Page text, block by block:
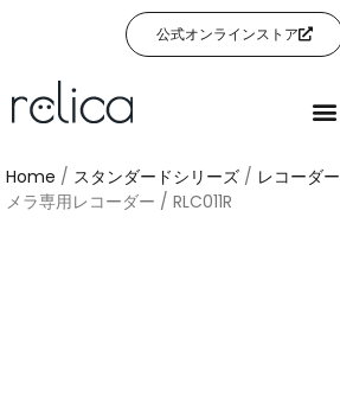
公式オンラインストア
Home / スタンダードシリーズ / レコーダー
メラ専用レコーダー / RLC011R